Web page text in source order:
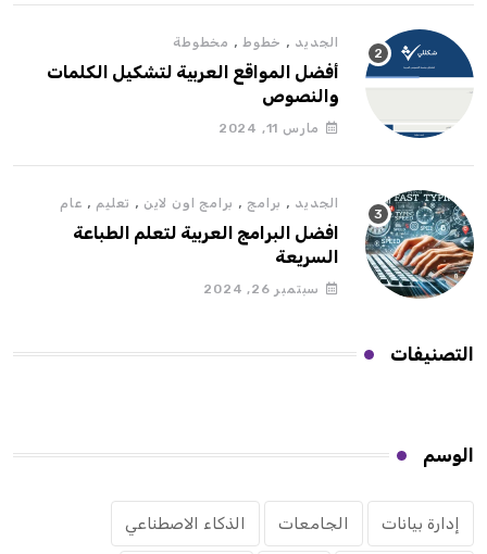
الجديد , خطوط , مخطوطة
أفضل المواقع العربية لتشكيل الكلمات
والنصوص
مارس 11, 2024
الجديد , برامج , برامج اون لاين , تعليم , عام
افضل البرامج العربية لتعلم الطباعة
السريعة
سبتمبر 26, 2024
التصنيفات
الوسم
إدارة بيانات الجامعات الذكاء الاصطناعي